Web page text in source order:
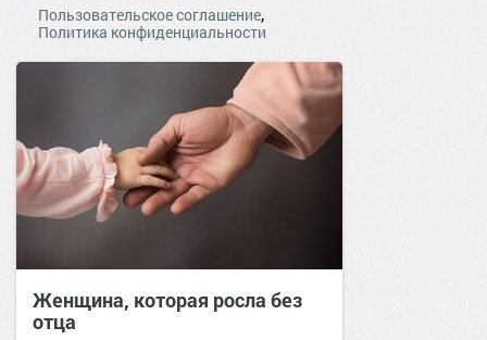
Пользовательское соглашение,
Политика конфиденциальности
Женщина, которая росла без
отца